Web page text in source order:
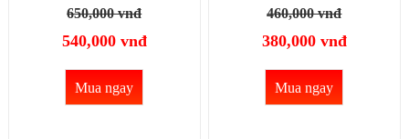
BÓNG sang chảnh, thiết kế
KÉO GBN15
650,000 vnđ
540,000 vnđ
Mua ngay
nhọn cao 9.5CM màu đen
460,000 vnđ
380,000 vnđ
Mua ngay